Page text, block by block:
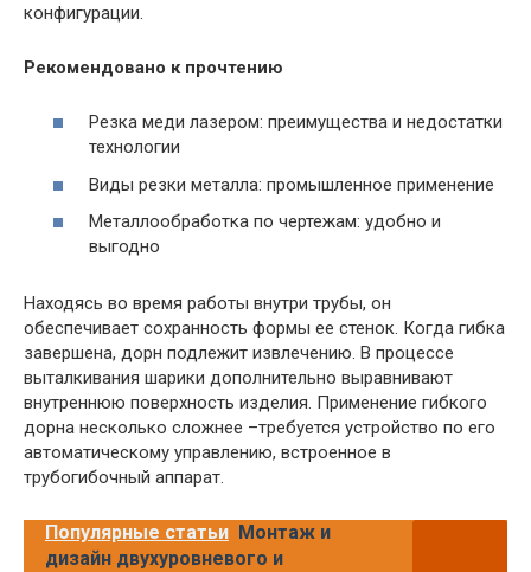
конфигурации.
Рекомендовано к прочтению
Резка меди лазером: преимущества и недостатки
технологии
Виды резки металла: промышленное применение
Металлообработка по чертежам: удобно и
выгодно
Находясь во время работы внутри трубы, он
обеспечивает сохранность формы ее стенок. Когда гибка
завершена, дорн подлежит извлечению. В процессе
выталкивания шарики дополнительно выравнивают
внутреннюю поверхность изделия. Применение гибкого
дорна несколько сложнее –требуется устройство по его
автоматическому управлению, встроенное в
трубогибочный аппарат.
Популярные статьи Монтаж и
дизайн двухуровневого и